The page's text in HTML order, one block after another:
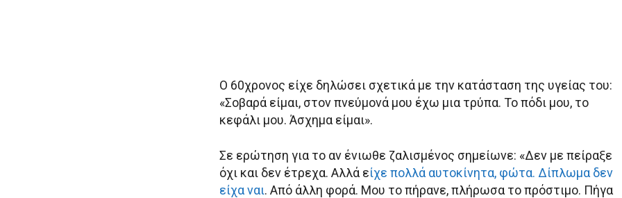
Ο 60χρονος είχε δηλώσει σχετικά με την κατάσταση της υγείας του:
«Σοβαρά είμαι, στον πνεύμονά μου έχω μια τρύπα. Το πόδι μου, το
κεφάλι μου. Άσχημα είμαι».
Σε ερώτηση για το αν ένιωθε ζαλισμένος σημείωνε: «Δεν με πείραξε
όχι και δεν έτρεχα. Αλλά είχε πολλά αυτοκίνητα, φώτα. Δίπλωμα δεν
είχα ναι. Από άλλη φορά. Μου το πήρανε, πλήρωσα το πρόστιμο. Πήγα